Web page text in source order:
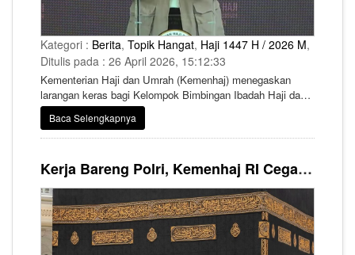
Kategori : Berita, Topik Hangat, Haji 1447 H / 2026 M,
Ditulis pada : 26 April 2026, 15:12:33
Kementerian Haji dan Umrah (Kemenhaj) menegaskan
larangan keras bagi Kelompok Bimbingan Ibadah Haji dan
Umrah (KBIHU) maupun pertugas haji secara umum untuk
memungut biaya tambahan di luar ketentuan resmi kepada
jemaah haji.
Baca Selengkapnya
Kerja Bareng Polri, Kemenhaj RI Cegah Haji Ilegal Sampai ke Daerah